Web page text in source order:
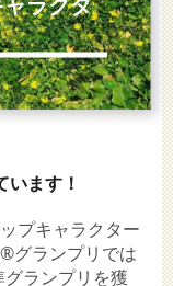
ラクタ
ます！
プキャラクター
グランプリでは
ランプリを獲